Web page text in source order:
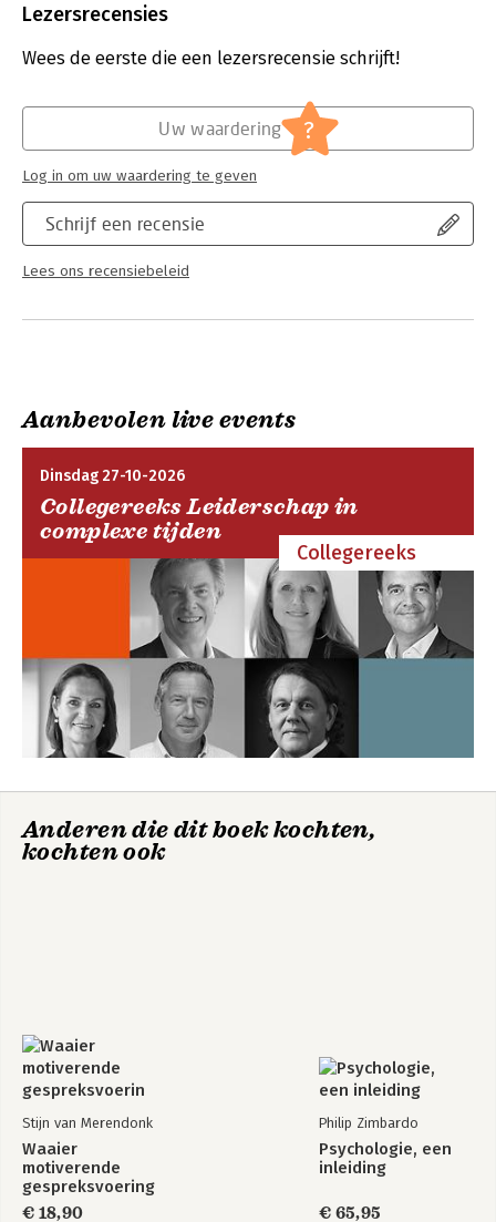
Uitgever:
Verschijningsdatum:
7-3-2009
Lezersrecensies
Wees de eerste die een lezersrecensie schrijft!
Schrijf een recensie
Lees ons recensiebeleid
Uw waardering ?
Log in om uw waardering te geven
Aanbevolen live events
Dinsdag 27-10-2026
Collegereeks Leiderschap in
complexe tijden
Collegereeks
Anderen die dit boek kochten,
kochten ook
Stijn van Merendonk
Waaier
motiverende
gespreksvoering
€ 18,90
Philip Zimbardo
Psychologie, een
inleiding
€ 65,95